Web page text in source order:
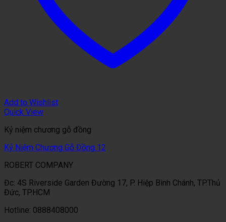
Add to Wishlist
Quick View
Kỷ niệm chương gỗ đồng
Kỷ Niệm Chương Gỗ Đồng 12
ROBERT COMPANY
Đc: 4S Riverside Garden Đường 17, P. Hiệp Bình Chánh, TP.Thủ
Đức, TP.HCM
Hotline: 0888408000